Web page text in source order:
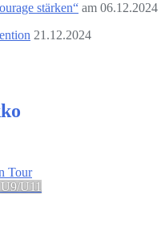
stärken“ am 06.12.2024
21.12.2024
Tour
U11